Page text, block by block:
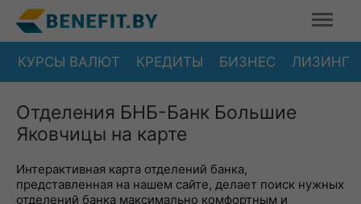
КУРСЫ ВАЛЮТ КРЕДИТЫ БИЗНЕС ЛИЗИНГ
Отделения БНБ-Банк Большие
Яковчицы на карте
Интерактивная карта отделений банка,
представленная на нашем сайте, делает поиск нужных
отделений банка максимально комфортным и